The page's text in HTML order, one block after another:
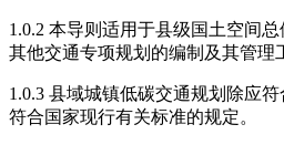
1.0.2 本导则适用于县级国土空间
其他交通专项规划的编制及其管理
1.0.3 县域城镇低碳交通规划除应
符合国家现行有关标准的规定。